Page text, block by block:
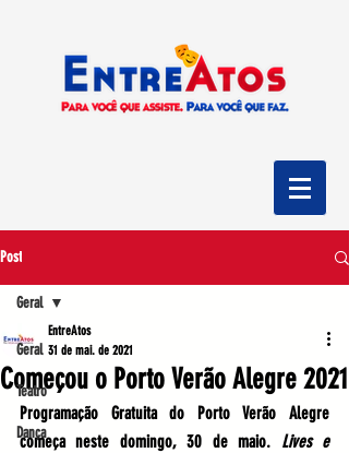
Post
Geral
Teatro
Dança
Geral
Começou o Porto Verão Alegre 2021
EntreAtos
31 de mai. de 2021
Programação Gratuita do Porto Verão Alegre
começa neste domingo, 30 de maio. Lives e